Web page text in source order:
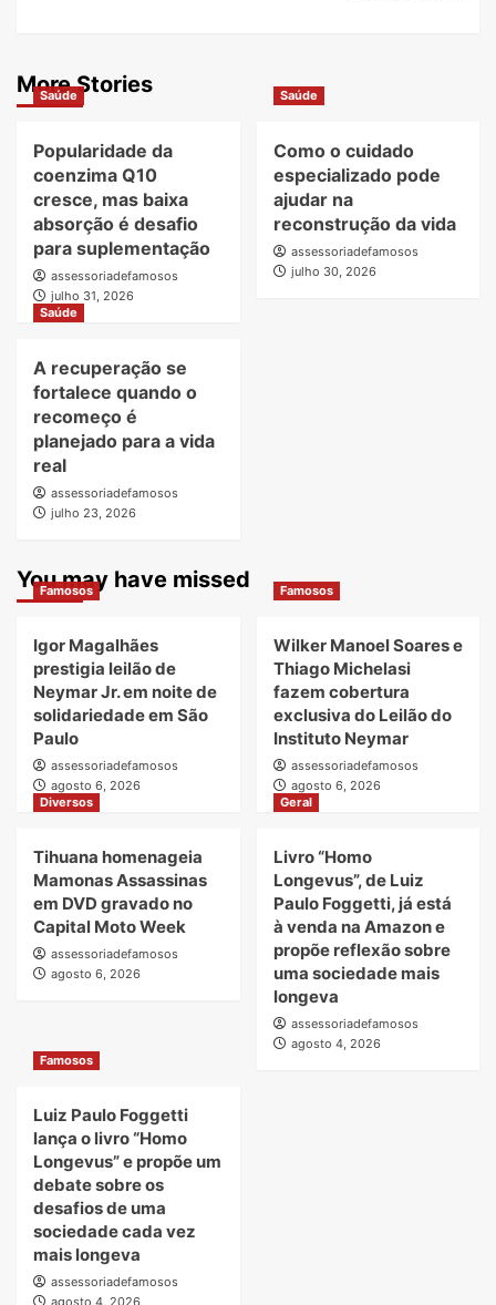
More Stories
Saúde
Popularidade da
coenzima Q10
cresce, mas baixa
absorção é desafio
para suplementação
assessoriadefamosos
julho 31, 2026
Saúde
Como o cuidado
especializado pode
ajudar na
reconstrução da vida
assessoriadefamosos
julho 30, 2026
Saúde
A recuperação se
fortalece quando o
recomeço é
planejado para a vida
real
assessoriadefamosos
julho 23, 2026
You may have missed
Famosos
Igor Magalhães
prestigia leilão de
Neymar Jr. em noite de
solidariedade em São
Paulo
assessoriadefamosos
agosto 6, 2026
Famosos
Wilker Manoel Soares e
Thiago Michelasi
fazem cobertura
exclusiva do Leilão do
Instituto Neymar
assessoriadefamosos
agosto 6, 2026
Diversos
Tihuana homenageia
Mamonas Assassinas
em DVD gravado no
Capital Moto Week
assessoriadefamosos
agosto 6, 2026
Geral
Livro “Homo
Longevus”, de Luiz
Paulo Foggetti, já está
à venda na Amazon e
propõe reflexão sobre
uma sociedade mais
longeva
assessoriadefamosos
agosto 4, 2026
Famosos
Luiz Paulo Foggetti
lança o livro “Homo
Longevus” e propõe um
debate sobre os
desafios de uma
sociedade cada vez
mais longeva
assessoriadefamosos